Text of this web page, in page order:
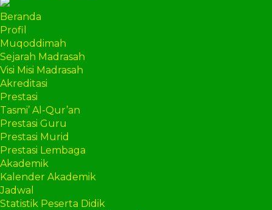
Beranda
Profil
Muqoddimah
Sejarah Madrasah
Visi Misi Madrasah
Akreditasi
Prestasi
Tasmi’ Al-Qur’an
Prestasi Guru
Prestasi Murid
Prestasi Lembaga
Akademik
Kalender Akademik
Jadwal
Statistik Peserta Didik